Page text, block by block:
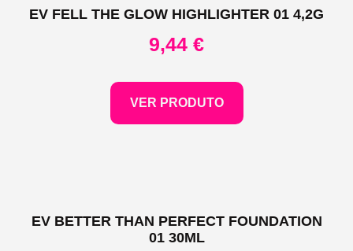
EV FELL THE GLOW HIGHLIGHTER 01 4,2G
9,44 €
VER PRODUTO
EV BETTER THAN PERFECT FOUNDATION
01 30ML